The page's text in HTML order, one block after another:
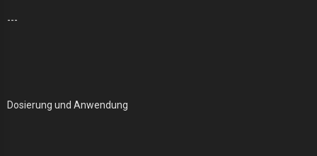
---
Dosierung und Anwendung